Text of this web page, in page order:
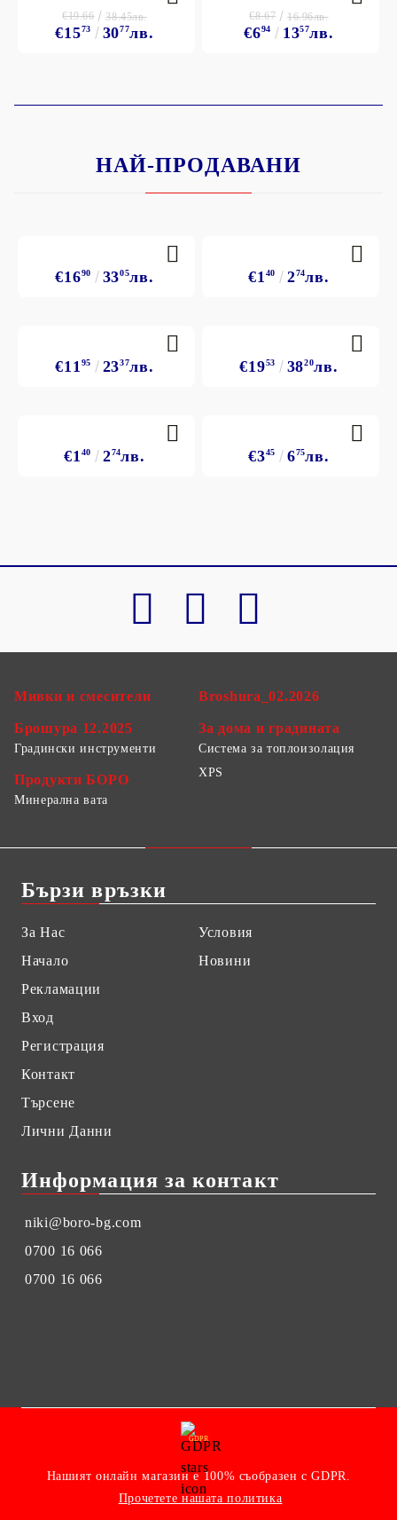
€1573 3077лв.
€19.66 38.45лв.
€694 1357лв.
€8.67 16.96лв.
НАЙ-ПРОДАВАНИ
€1690 3305лв. €1 40 274лв.
€11 95 2337лв. €1953 3820лв.
€1 40 274лв. €345 675лв.
Мивки и смесители
Брошура 12.2025
Broshura_02.2026
За дома и градината
Градински инструменти
Продукти БОРО
Система за топлоизолация
XPS
Минерална вата
Бързи връзки
За Нас
Начало
Рекламации
Вход
Регистрация
Контакт
Търсене
Лични Данни
Условия
Новини
Информация за контакт
niki@boro-bg.com
0700 16 066
0700 16 066
GDPR
Нашият онлайн магазин е 100% съобразен с GDPR.
Прочетете нашата политика